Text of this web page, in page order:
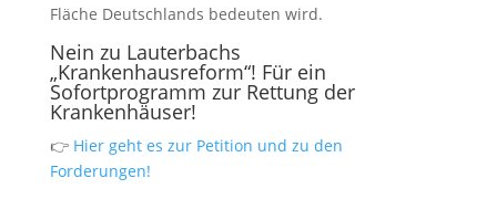
Fläche Deutschlands bedeuten wird.
Nein zu Lauterbachs
„Krankenhausreform“! Für ein
Sofortprogramm zur Rettung der
Krankenhäuser!
👉 Hier geht es zur Petition und zu den
Forderungen!